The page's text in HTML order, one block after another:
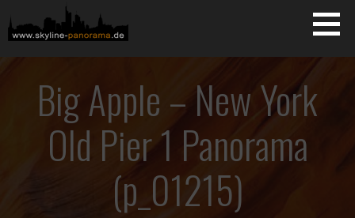
Inhalt
springen
SKYLINE-PANORAMA.DE
Big Apple – New York
Old Pier 1 Panorama
(p_01215)